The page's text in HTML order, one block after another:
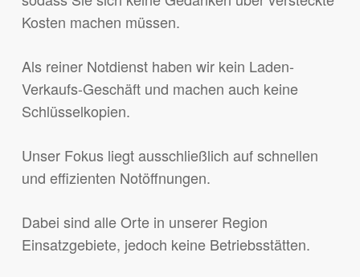
Kosten machen müssen.
Als reiner Notdienst haben wir kein Laden-
Verkaufs-Geschäft und machen auch keine
Schlüsselkopien.
Unser Fokus liegt ausschließlich auf schnellen
und effizienten Notöffnungen.
Dabei sind alle Orte in unserer Region
Einsatzgebiete, jedoch keine Betriebsstätten.